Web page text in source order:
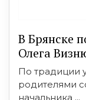
В Брянске
Олега
По традиции
родителями
начальника ...